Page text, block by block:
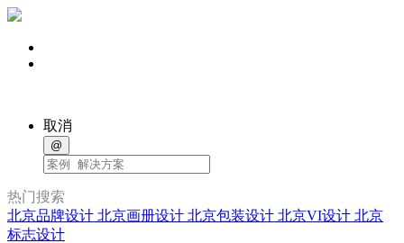
取消
@
热门搜索
北京品牌设计 北京画册设计 北京包装设计 北京VI设计 北京
标志设计